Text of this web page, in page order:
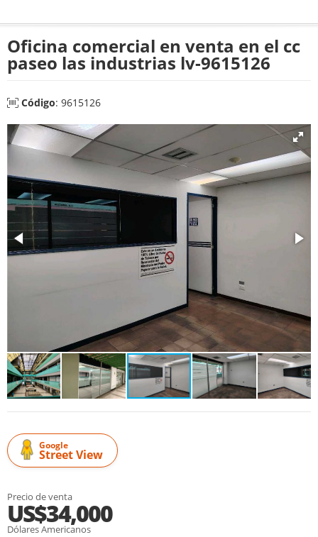
Oficina comercial en venta en el cc
paseo las industrias lv-9615126
Código: 9615126
Google
Street View
Precio de venta
US$34,000
Dólares Americanos